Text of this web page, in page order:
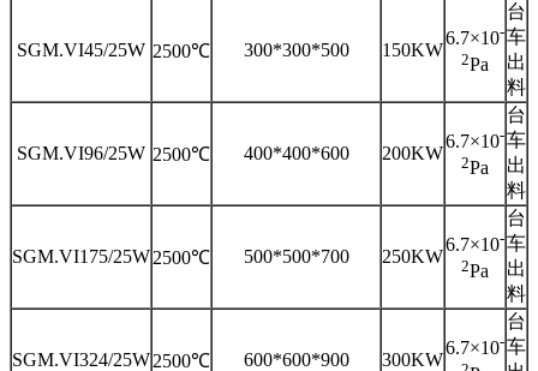
SGM.VI45/25W 2500℃ 300*300*500 150KW
6.7×10-
2Pa
台
车
出
料
SGM.VI96/25W 2500℃ 400*400*600 200KW
6.7×10-
2Pa
台
车
出
料
SGM.VI175/25W2500℃ 500*500*700 250KW
6.7×10-
2Pa
台
车
出
料
SGM.VI324/25W2500℃ 600*600*900 300KW
6.7×10-
台
车